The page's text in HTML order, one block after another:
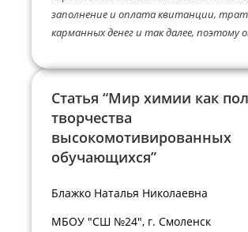
заполнение и оплата квитанции,
карманных денег и так далее, поэтому
Статья “Мир химии как
творчества
высокомотивированных
обучающихся”
Блажко Наталья Николаевна
МБОУ "СШ №24", г. Смоленск